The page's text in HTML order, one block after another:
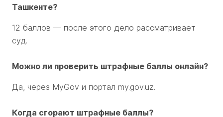
Ташкенте?
12 баллов — после этого дело рассматривает
суд.
Можно ли проверить штрафные баллы онлайн?
Да, через MyGov и портал my.gov.uz.
Когда сгорают штрафные баллы?